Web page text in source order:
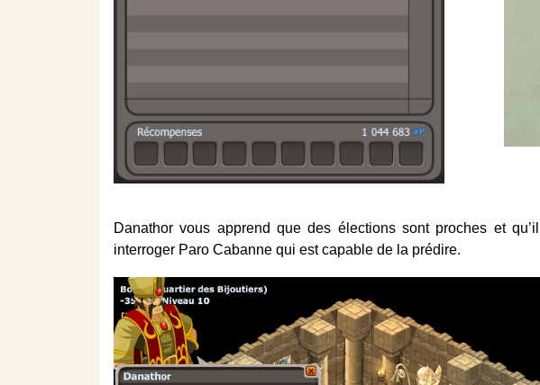
Danathor vous apprend que des élections sont proches et
interroger Paro Cabanne qui est capable de la prédire.